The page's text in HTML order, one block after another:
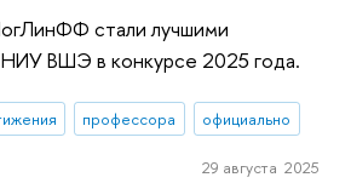
стали лучшими
ВШЭ в конкурсе 2025 года.
профессора официально
29 августа 2025